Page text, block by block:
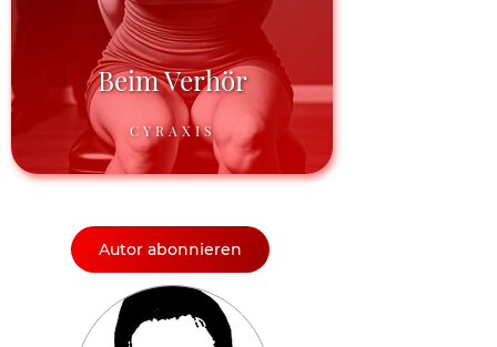
Beim Verhör
CYRAXIS
Autor abonnieren